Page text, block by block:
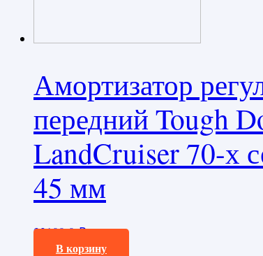
Амортизатор
передний Tough
LandCruiser 70-х
45 мм
23100,0₽
В корзину